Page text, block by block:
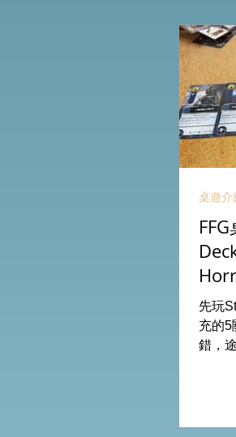
先玩
充的5
錯，
桌遊介